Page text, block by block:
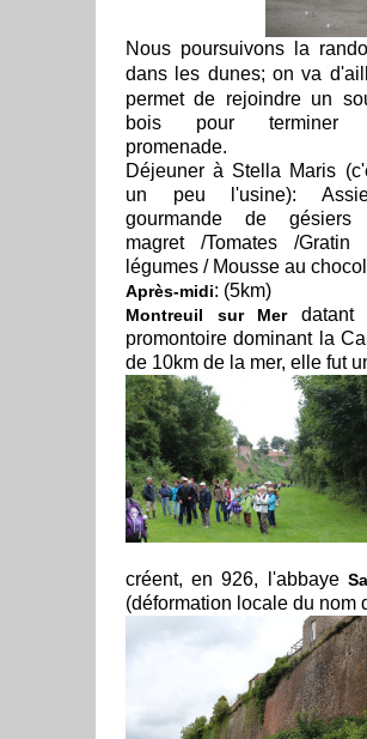
Nous poursuivons la
dans les dunes; on va
permet de rejoindre un
bois pour terminer
promenade.
Déjeuner à Stella Maris
un peu l'usine):
gourmande de gésiers
magret /Tomates /Gratin
légumes / Mousse au
Après-midi: (5km)
Montreuil sur Merdatant
promontoire dominant la
de 10km de la mer, elle fut
créent, en 926, l'abbaye
(déformation locale du nom